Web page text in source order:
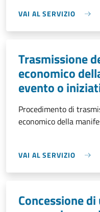
VAI AL SERVIZIO
Trasmissione
economico
evento o
Procedimento di
economico della
VAI AL SERVIZIO
Concessione